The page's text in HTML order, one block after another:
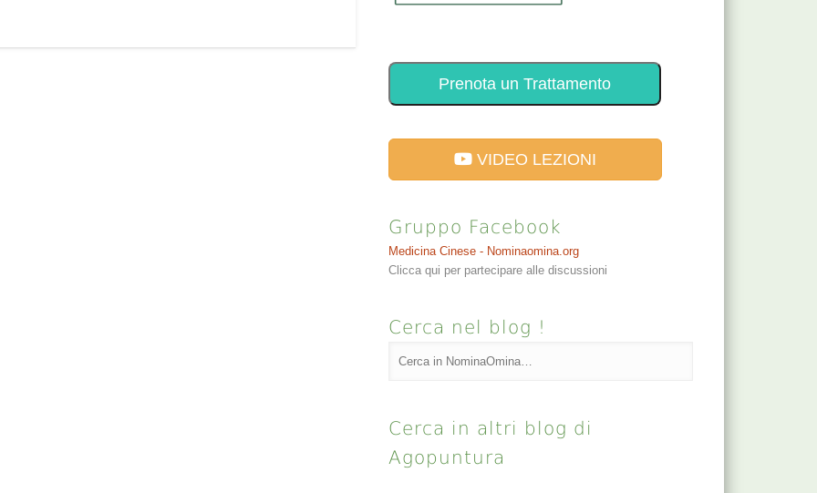
Prenota un Trattamento
VIDEO LEZIONI
Gruppo Facebook
Medicina Cinese - Nominaomina.org
Clicca qui per partecipare alle discussioni
Cerca nel blog !
Cerca in altri blog di
Agopuntura